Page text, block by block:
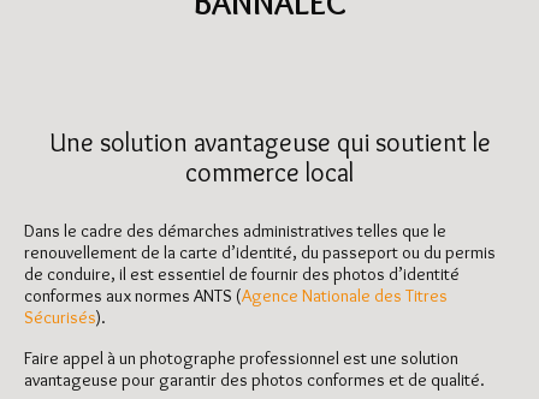
Une solution avantageuse qui soutient le
commerce local
Dans le cadre des démarches administratives telles que le
renouvellement de la carte d’identité, du passeport ou du permis
de conduire, il est essentiel de fournir des photos d’identité
conformes aux normes ANTS (Agence Nationale des Titres
Sécurisés).
Faire appel à un photographe professionnel est une solution
avantageuse pour garantir des photos conformes et de qualité.